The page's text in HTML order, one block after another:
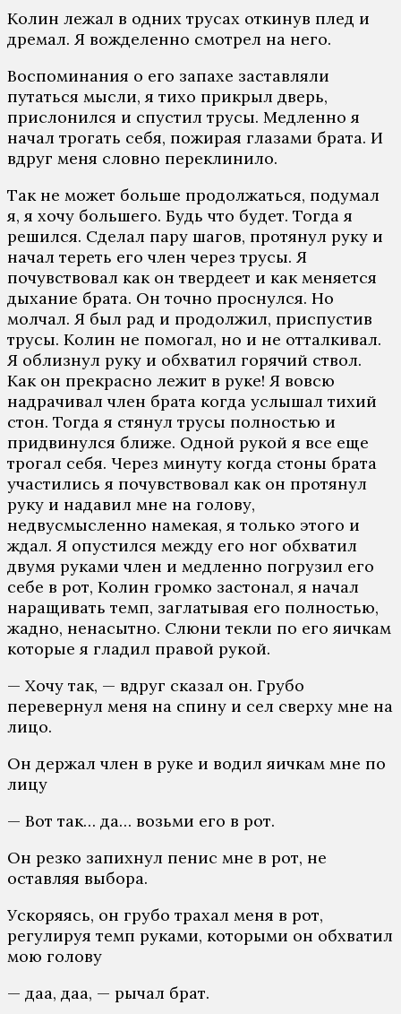
Колин лежал в одних трусах откинув плед и
дремал. Я вожделенно смотрел на него.
Воспоминания о его запахе заставляли
путаться мысли, я тихо прикрыл дверь,
прислонился и спустил трусы. Медленно я
начал трогать себя, пожирая глазами брата. И
вдруг меня словно переклинило.
Так не может больше продолжаться, подумал
я, я хочу большего. Будь что будет. Тогда я
решился. Сделал пару шагов, протянул руку и
начал тереть его член через трусы. Я
почувствовал как он твердеет и как меняется
дыхание брата. Он точно проснулся. Но
молчал. Я был рад и продолжил, приспустив
трусы. Колин не помогал, но и не отталкивал.
Я облизнул руку и обхватил горячий ствол.
Как он прекрасно лежит в руке! Я вовсю
надрачивал член брата когда услышал тихий
стон. Тогда я стянул трусы полностью и
придвинулся ближе. Одной рукой я все еще
трогал себя. Через минуту когда стоны брата
участились я почувствовал как он протянул
руку и надавил мне на голову,
недвусмысленно намекая, я только этого и
ждал. Я опустился между его ног обхватил
двумя руками член и медленно погрузил его
себе в рот, Колин громко застонал, я начал
наращивать темп, заглатывая его полностью,
жадно, ненасытно. Слюни текли по его яичкам
которые я гладил правой рукой.
— Хочу так, — вдруг сказал он. Грубо
перевернул меня на спину и сел сверху мне на
лицо.
Он держал член в руке и водил яичкам мне по
лицу
— Вот так… да… возьми его в рот.
Он резко запихнул пенис мне в рот, не
оставляя выбора.
Ускоряясь, он грубо трахал меня в рот,
регулируя темп руками, которыми он обхватил
мою голову
— даа, даа, — рычал брат.